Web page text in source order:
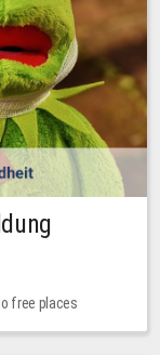
free places